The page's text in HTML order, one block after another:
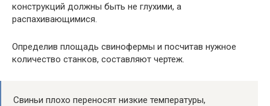
конструкций должны быть не глухими, а
распахивающимися.
Определив площадь свинофермы и посчитав нужное
количество станков, составляют чертеж.
Свиньи плохо переносят низкие температуры,